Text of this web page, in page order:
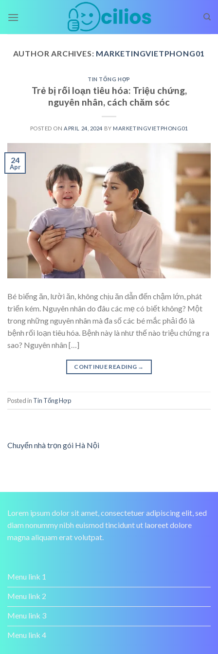
AUTHOR ARCHIVES: MARKETINGVIETPHONG01
TIN TỔNG HỢP
Trẻ bị rối loạn tiêu hóa: Triệu chứng,
nguyên nhân, cách chăm sóc
POSTED ON APRIL 24, 2024 BY MARKETINGVIETPHONG01
24
Apr
Bé biếng ăn, lười ăn, không chịu ăn dẫn đến chậm lớn, phát
triển kém. Nguyên nhân do đâu các mẹ có biết không? Một
trong những nguyên nhân mà đa số các bé mắc phải đó là
bệnh rối loạn tiêu hóa. Bệnh này là như thế nào triệu chứng ra
sao? Nguyên nhân […]
CONTINUE READING →
Posted in Tin Tổng Hợp
Chuyển nhà trọn gói Hà Nội
Lorem ipsum dolor sit amet, consectetuer adipiscing elit, sed
diam nonummy nibh euismod tincidunt ut laoreet dolore
magna aliquam erat volutpat.
Menu link 1
Menu link 2
Menu link 3
Menu link 4